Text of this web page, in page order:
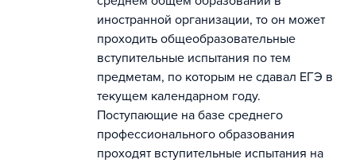
иностранной организации, то он может
проходить общеобразовательные
вступительные испытания по тем
предметам, по которым не сдавал ЕГЭ в
текущем календарном году.
Поступающие на базе среднего
профессионального образования
проходят вступительные испытания на